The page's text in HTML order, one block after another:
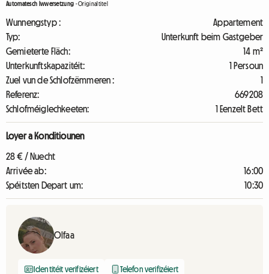
Automatesch Iwwersetzung -Originaltitel
Wunnengstyp :
Appartement
Typ:
Unterkunft beim Gastgeber
Gemieterte Fläch:
14 m²
Unterkunftskapazitéit:
1 Persoun
Zuel vun de Schlofzëmmeren :
1
Referenz:
669208
Schlofméiglechkeeten:
1 Eenzelt Bett
Loyer a Konditiounen
28 € / Nuecht
Arrivée ab:
16:00
Spéitsten Depart um:
10:30
Olfaa
Identitéit verifizéiert Telefon verifizéiert